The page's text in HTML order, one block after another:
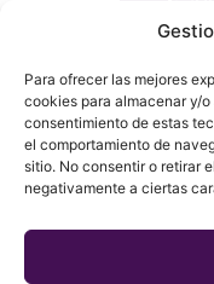
Para ofrecer las mejores
cookies para almacenar y/
consentimiento de estas
el comportamiento de
sitio. No consentir o retirar
negativamente a ciertas
Libro de ruta
Equipos
Media